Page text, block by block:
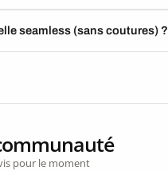
seamless (sans coutures) ?
pour le moment